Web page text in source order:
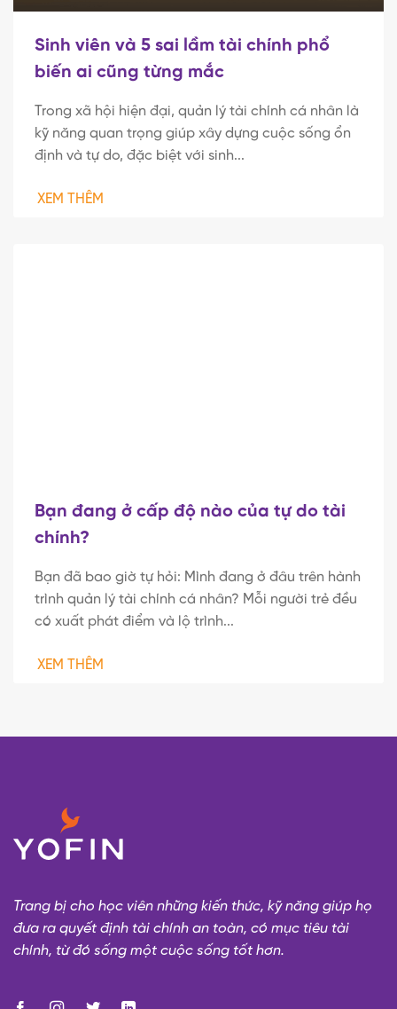
Sinh viên và 5 sai lầm tài chính phổ
biến ai cũng từng mắc
Trong xã hội hiện đại, quản lý tài chính cá nhân là
kỹ năng quan trọng giúp xây dựng cuộc sống ổn
định và tự do, đặc biệt với sinh...
XEM THÊM
Bạn đang ở cấp độ nào của tự do tài
chính?
Bạn đã bao giờ tự hỏi: Mình đang ở đâu trên hành
trình quản lý tài chính cá nhân? Mỗi người trẻ đều
có xuất phát điểm và lộ trình...
XEM THÊM
Trang bị cho học viên những kiến thức, kỹ năng giúp họ
đưa ra quyết định tài chính an toàn, có mục tiêu tài
chính, từ đó sống một cuộc sống tốt hơn.​